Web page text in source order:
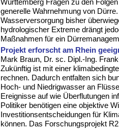
Württemberg Fragen zu den
generelle Wahrnehmung von
Wasserversorgung bisher
hydrologischer Extreme drängt
Maßnahmen für ein
Projekt erforscht am Rhein
Mark Braun, Dr. sc. Dipl.-Ing.
Zukünftig ist mit einer
rechnen. Dadurch entfalten sich
Hoch- und Niedrigwasser an
Ereignisse auf wie Überflutungen
Politiker benötigen eine objektive
Investitionsentscheidungen für
können. Das Forschungsprojekt